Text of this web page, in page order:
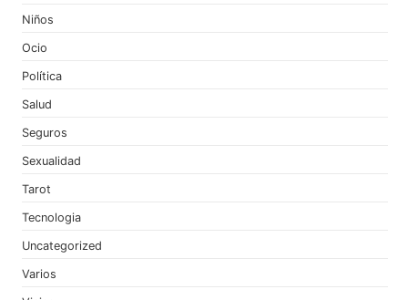
Niños
Ocio
Política
Salud
Seguros
Sexualidad
Tarot
Tecnologia
Uncategorized
Varios